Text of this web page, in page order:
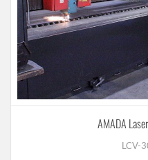
AMADA
LCV-